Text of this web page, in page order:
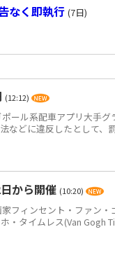
なく即執行 (7日)
(12:12)
ール系配車アプリ大手グ
などに違反したとして、
から開催 (10:20)
フィンセント・ファン
・タイムレス(Van Gogh